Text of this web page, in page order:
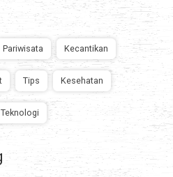
Pariwisata Kecantikan
Tips Kesehatan
Teknologi